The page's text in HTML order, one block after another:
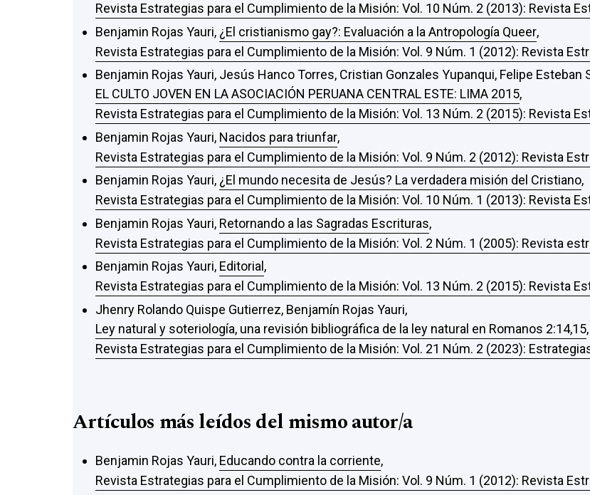
Revista Estrategias para el Cumplimiento de la Misión: Vol. 10 Núm. 2 (2013): Revista
Benjamin Rojas Yauri, ¿El cristianismo gay?: Evaluación a la Antropología Queer,
Revista Estrategias para el Cumplimiento de la Misión: Vol. 9 Núm. 1 (2012): Revista
Benjamin Rojas Yauri, Jesús Hanco Torres, Cristian Gonzales Yupanqui, Felipe Esteban
EL CULTO JOVEN EN LA ASOCIACIÓN PERUANA CENTRAL ESTE: LIMA 2015,
Revista Estrategias para el Cumplimiento de la Misión: Vol. 13 Núm. 2 (2015): Revista
Benjamin Rojas Yauri, Nacidos para triunfar,
Revista Estrategias para el Cumplimiento de la Misión: Vol. 9 Núm. 2 (2012): Revista
Benjamin Rojas Yauri, ¿El mundo necesita de Jesús? La verdadera misión del Cristiano,
Revista Estrategias para el Cumplimiento de la Misión: Vol. 10 Núm. 1 (2013): Revista
Benjamin Rojas Yauri, Retornando a las Sagradas Escrituras,
Revista Estrategias para el Cumplimiento de la Misión: Vol. 2 Núm. 1 (2005): Revista
Benjamin Rojas Yauri, Editorial ,
Revista Estrategias para el Cumplimiento de la Misión: Vol. 13 Núm. 2 (2015): Revista
Jhenry Rolando Quispe Gutierrez, Benjamín Rojas Yauri,
Ley natural y soteriología, una revisión bibliográfica de la ley natural en Romanos 2:14,15,
Revista Estrategias para el Cumplimiento de la Misión: Vol. 21 Núm. 2 (2023):
Artículos más leídos del mismo autor/a
Benjamin Rojas Yauri, Educando contra la corriente,
Revista Estrategias para el Cumplimiento de la Misión: Vol. 9 Núm. 1 (2012): Revista